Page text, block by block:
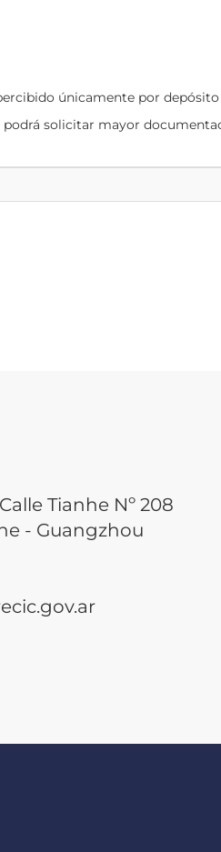
únicamente por
podrá solicitar mayor
Tianhe Nº 208
- Guangzhou